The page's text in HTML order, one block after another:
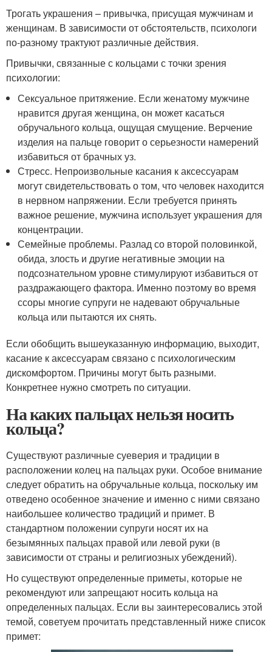
Трогать украшения – привычка, присущая мужчинам и
женщинам. В зависимости от обстоятельств, психологи
по-разному трактуют различные действия.
Привычки, связанные с кольцами с точки зрения
психологии:
Сексуальное притяжение. Если женатому мужчине
нравится другая женщина, он может касаться
обручального кольца, ощущая смущение. Верчение
изделия на пальце говорит о серьезности намерений
избавиться от брачных уз.
Стресс. Непроизвольные касания к аксессуарам
могут свидетельствовать о том, что человек находится
в нервном напряжении. Если требуется принять
важное решение, мужчина использует украшения для
концентрации.
Семейные проблемы. Разлад со второй половинкой,
обида, злость и другие негативные эмоции на
подсознательном уровне стимулируют избавиться от
раздражающего фактора. Именно поэтому во время
ссоры многие супруги не надевают обручальные
кольца или пытаются их снять.
Если обобщить вышеуказанную информацию, выходит,
касание к аксессуарам связано с психологическим
дискомфортом. Причины могут быть разными.
Конкретнее нужно смотреть по ситуации.
На каких пальцах нельзя носить
кольца?
Существуют различные суеверия и традиции в
расположении колец на пальцах руки. Особое внимание
следует обратить на обручальные кольца, поскольку им
отведено особенное значение и именно с ними связано
наибольшее количество традиций и примет. В
стандартном положении супруги носят их на
безымянных пальцах правой или левой руки (в
зависимости от страны и религиозных убеждений).
Но существуют определенные приметы, которые не
рекомендуют или запрещают носить кольца на
определенных пальцах. Если вы заинтересовались этой
темой, советуем прочитать представленный ниже список
примет: